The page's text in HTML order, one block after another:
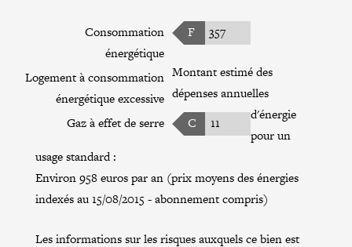
Consommation
énergétique
F 357
Logement à consommation
énergétique excessive
Gaz à effet de serre
C 11
Montant estimé des
dépenses annuelles
d'énergie
pour un
usage standard :
Environ 958 euros par an (prix moyens des énergies
indexés au 15/08/2015 - abonnement compris)
Les informations sur les risques auxquels ce bien est